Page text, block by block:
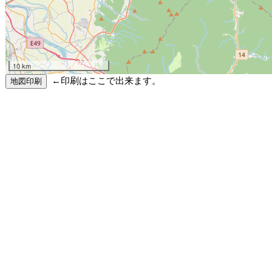
10 km
←印刷はここで出来ます。